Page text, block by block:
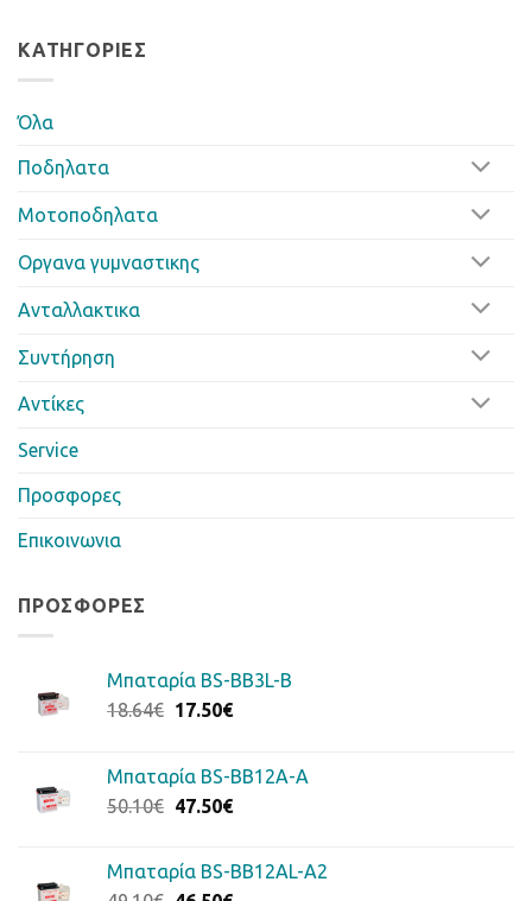
ΚΑΤΗΓΟΡΊΕΣ
Όλα
Ποδηλατα
Μοτοποδηλατα
Οργανα γυμναστικης
Ανταλλακτικα
Συντήρηση
Αντίκες
Service
Προσφορες
Επικοινωνια
ΠΡΟΣΦΟΡΈΣ
Μπαταρία BS-BB3L-B
18.64€ Original
18.64€.
17.50€Η
είναι:
17.50€.
Μπαταρία BS-BB12A-A
50.10€ Original
50.10€.
47.50€Η
είναι:
Μπαταρία BS-BB12AL-A2